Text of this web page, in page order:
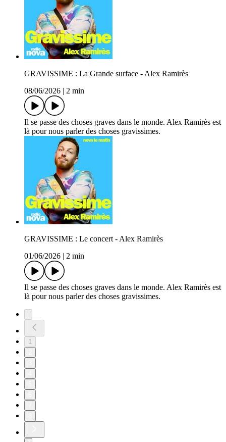
GRAVISSIME : La Grande surface - Alex Ramirès
08/06/2026
2 min
Il se passe des choses graves dans le monde. Alex Ramirès est
là pour nous parler des choses gravissimes.
GRAVISSIME : Le concert - Alex Ramirès
01/06/2026
2 min
Il se passe des choses graves dans le monde. Alex Ramirès est
là pour nous parler des choses gravissimes.
1